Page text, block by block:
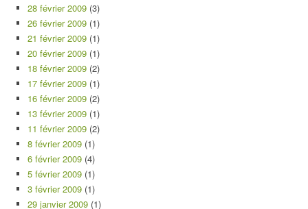
28 février 2009 (3)
26 février 2009 (1)
21 février 2009 (1)
20 février 2009 (1)
18 février 2009 (2)
17 février 2009 (1)
16 février 2009 (2)
13 février 2009 (1)
11 février 2009 (2)
8 février 2009 (1)
6 février 2009 (4)
5 février 2009 (1)
3 février 2009 (1)
29 janvier 2009 (1)